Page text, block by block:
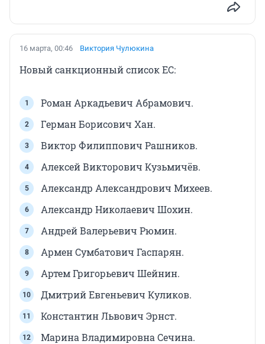
16 марта, 00:46 Виктория Чулюкина
Новый санкционный список ЕС:
Роман Аркадьевич Абрамович.
Герман Борисович Хан.
Виктор Филиппович Рашников.
Алексей Викторович Кузьмичёв.
Александр Александрович Михеев.
Александр Николаевич Шохин.
Андрей Валерьевич Рюмин.
Армен Сумбатович Гаспарян.
Артем Григорьевич Шейнин.
Дмитрий Евгеньевич Куликов.
Константин Львович Эрнст.
Марина Владимировна Сечина.